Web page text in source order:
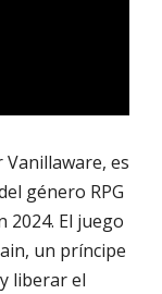
es
género RPG
2024. El juego
un príncipe
liberar el